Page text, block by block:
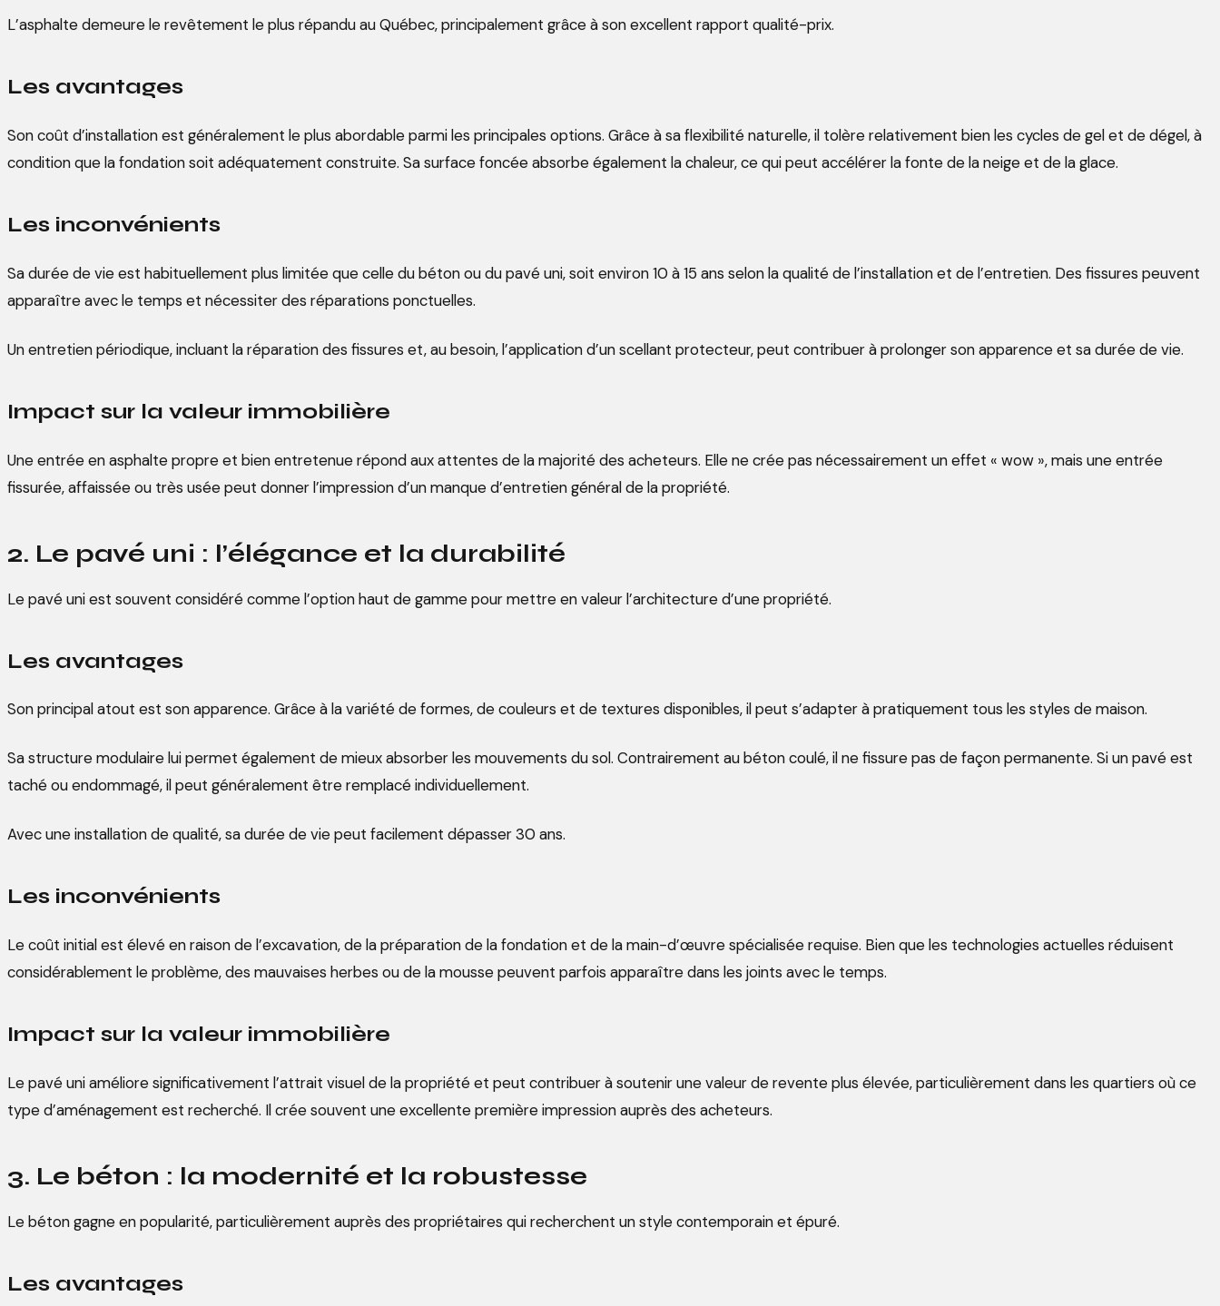
L’asphalte demeure le revêtement le plus répandu au Québec, principalement grâce à son excellent rapport qualité-prix.
Les avantages
Son coût d’installation est généralement le plus abordable parmi les principales options. Grâce à sa flexibilité naturelle, il tolère relativement bien les cycles de gel et de dégel, à
condition que la fondation soit adéquatement construite. Sa surface foncée absorbe également la chaleur, ce qui peut accélérer la fonte de la neige et de la glace.
Les inconvénients
Sa durée de vie est habituellement plus limitée que celle du béton ou du pavé uni, soit environ 10 à 15 ans selon la qualité de l’installation et de l’entretien. Des fissures peuvent
apparaître avec le temps et nécessiter des réparations ponctuelles.
Un entretien périodique, incluant la réparation des fissures et, au besoin, l’application d’un scellant protecteur, peut contribuer à prolonger son apparence et sa durée de vie.
Impact sur la valeur immobilière
Une entrée en asphalte propre et bien entretenue répond aux attentes de la majorité des acheteurs. Elle ne crée pas nécessairement un effet « wow », mais une entrée
fissurée, affaissée ou très usée peut donner l’impression d’un manque d’entretien général de la propriété.
2. Le pavé uni : l’élégance et la durabilité
Le pavé uni est souvent considéré comme l’option haut de gamme pour mettre en valeur l’architecture d’une propriété.
Les avantages
Son principal atout est son apparence. Grâce à la variété de formes, de couleurs et de textures disponibles, il peut s’adapter à pratiquement tous les styles de maison.
Sa structure modulaire lui permet également de mieux absorber les mouvements du sol. Contrairement au béton coulé, il ne fissure pas de façon permanente. Si un pavé est
taché ou endommagé, il peut généralement être remplacé individuellement.
Avec une installation de qualité, sa durée de vie peut facilement dépasser 30 ans.
Les inconvénients
Le coût initial est élevé en raison de l’excavation, de la préparation de la fondation et de la main-d’œuvre spécialisée requise. Bien que les technologies actuelles réduisent
considérablement le problème, des mauvaises herbes ou de la mousse peuvent parfois apparaître dans les joints avec le temps.
Impact sur la valeur immobilière
Le pavé uni améliore significativement l’attrait visuel de la propriété et peut contribuer à soutenir une valeur de revente plus élevée, particulièrement dans les quartiers où ce
type d’aménagement est recherché. Il crée souvent une excellente première impression auprès des acheteurs.
3. Le béton : la modernité et la robustesse
Le béton gagne en popularité, particulièrement auprès des propriétaires qui recherchent un style contemporain et épuré.
Les avantages